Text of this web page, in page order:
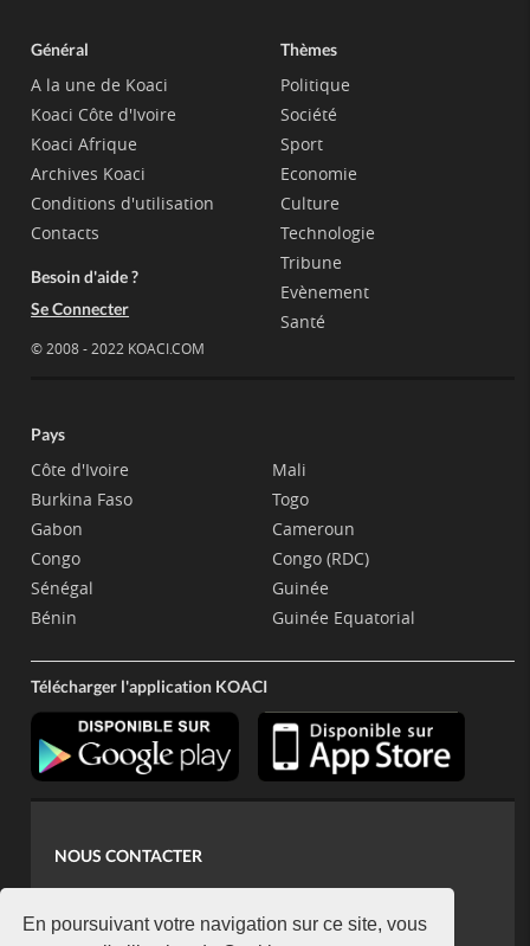
En poursuivant votre navigation sur ce site, vous
Général
A la une de Koaci
Koaci Côte d'Ivoire
Koaci Afrique
Archives Koaci
Conditions d'utilisation
Contacts
Besoin d'aide ?
Se Connecter
© 2008 - 2022 KOACI.COM
Thèmes
Politique
Société
Sport
Economie
Culture
Technologie
Tribune
Evènement
Santé
Pays
Côte d'Ivoire
Burkina Faso
Gabon
Congo
Sénégal
Bénin
Mali
Togo
Cameroun
Congo (RDC)
Guinée
Guinée Equatorial
Télécharger l'application KOACI
NOUS CONTACTER
koaci@yahoo.fr